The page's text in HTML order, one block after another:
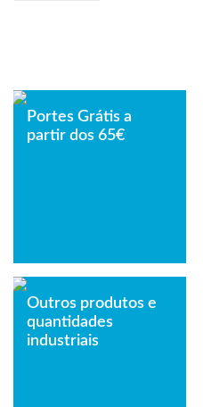
Portes Grátis a
partir dos 65€
Outros produtos e
quantidades
industriais